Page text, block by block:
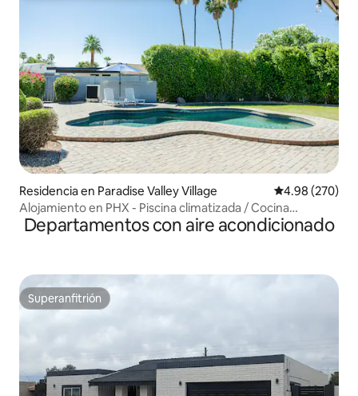
Residencia en Paradise Valley Village Calificación
4.98 (270)
Alojamiento en PHX - Piscina climatizada / Cocina
equipada / Espacio de trabajo
Departamentos con aire acondicionado
Superanfitrión
Superanfitrión